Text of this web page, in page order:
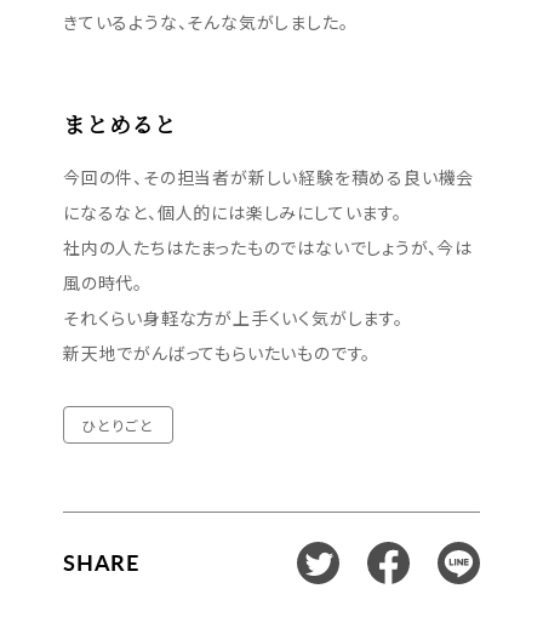
きているような、そんな気がしました。
まとめると
今回の件、その担当者が新しい経験を積める良い機会
になるなと、個人的には楽しみにしています。
社内の人たちはたまったものではないでしょうが、今は
風の時代。
それくらい身軽な方が上手くいく気がします。
新天地でがんばってもらいたいものです。
ひとりごと
SHARE